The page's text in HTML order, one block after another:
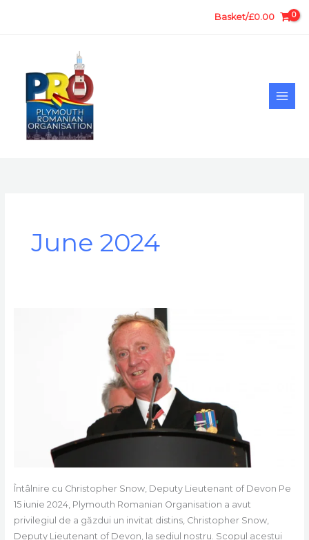
Basket/£0.00
June 2024
Întâlnire cu Christopher Snow, Deputy Lieutenant of Devon Pe
15 iunie 2024, Plymouth Romanian Organisation a avut
privilegiul de a găzdui un invitat distins, Christopher Snow,
Deputy Lieutenant of Devon, la sediul nostru. Scopul acestui